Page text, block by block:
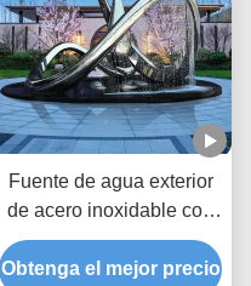
Fuente de agua exterior
de acero inoxidable con
bucle infinito pulido
Escultura de fuente a
Obtenga el mejor precio